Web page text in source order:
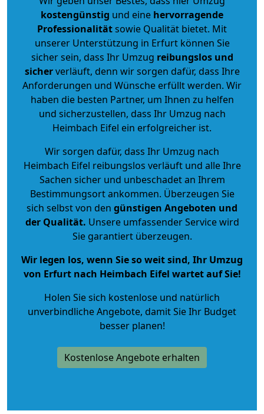
kostengünstig und eine hervorragende
Professionalitätsowie Qualität bietet. Mit
unserer Unterstützung in Erfurt können Sie
sicher sein, dass Ihr Umzug reibungslos und
sicherverläuft, denn wir sorgen dafür, dass Ihre
Anforderungen und Wünsche erfüllt werden. Wir
haben die besten Partner, um Ihnen zu helfen
und sicherzustellen, dass Ihr Umzug nach
Heimbach Eifel ein erfolgreicher ist.
Wir sorgen dafür, dass Ihr Umzug nach
Heimbach Eifel reibungslos verläuft und alle Ihre
Sachen sicher und unbeschadet an Ihrem
Bestimmungsort ankommen. Überzeugen Sie
sich selbst von den günstigen Angeboten und
der Qualität. Unsere umfassender Service wird
Sie garantiert überzeugen.
Wir legen los, wenn Sie so weit sind, Ihr Umzug
von Erfurt nach Heimbach Eifel wartet auf Sie!
Holen Sie sich kostenlose und natürlich
unverbindliche Angebote, damit Sie Ihr Budget
besser planen!
Kostenlose Angebote erhalten